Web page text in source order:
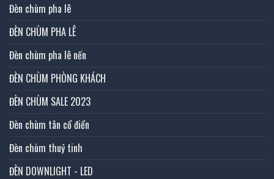
Đèn chùm pha lê
ĐÈN CHÙM PHA LÊ
Đèn chùm pha lê nến
ĐÈN CHÙM PHÒNG KHÁCH
ĐÈN CHÙM SALE 2023
Đèn chùm tân cổ điển
Đèn chùm thuỷ tinh
ĐÈN DOWNLIGHT - LED